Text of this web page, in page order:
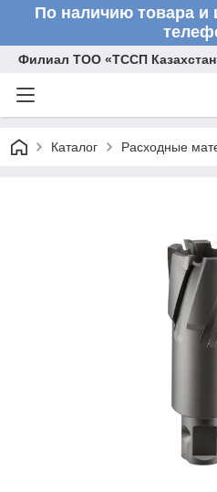
По наличию товара и
Филиал ТОО «ТССП
Каталог Расходные